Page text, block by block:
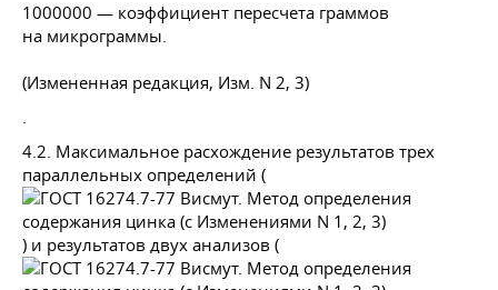
1000000 — коэффициент пересчета граммов
на микрограммы.
(Измененная редакция, Изм. N 2, 3)
.
4.2. Максимальное расхождение результатов трех
параллельных определений (
) и результатов двух анализов (